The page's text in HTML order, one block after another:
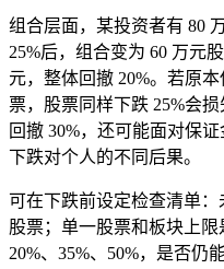
组合层面，某投资者有 80
25%后，组合变为 60 万元
元，整体回撤 20%。若原
票，股票同样下跌 25%会
回撤 30%，还可能面对保
下跌对个人的不同后果。
可在下跌前设定检查清单
股票；单一股票和板块上
20%、35%、50%，是否仍